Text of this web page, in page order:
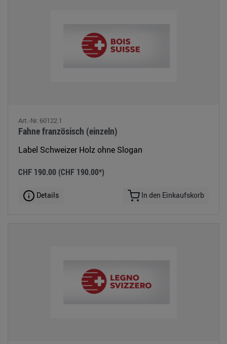
Art.-Nr. 60122.1
Fahne französisch (einzeln)
Label Schweizer Holz ohne Slogan
CHF 190.00 (CHF 190.00*)
Details In den Einkaufskorb